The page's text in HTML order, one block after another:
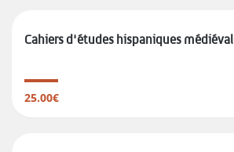
Cahiers d'études hispaniques
25.00€